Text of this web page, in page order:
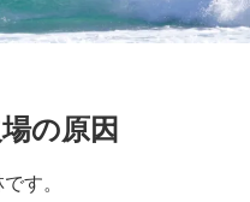
の原因
す。